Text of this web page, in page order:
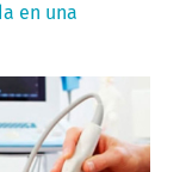
en una